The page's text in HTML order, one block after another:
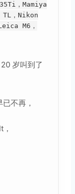
，Mamiya
TL，Nikon
M6，
岁叫到了
不再，